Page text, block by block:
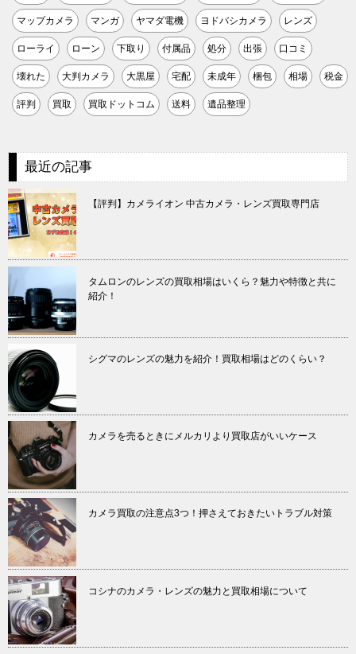
マップカメラ マンガ ヤマダ電機 ヨドバシカメラ レンズ
ローライ ローン 下取り 付属品 処分 出張 口コミ
壊れた 大判カメラ 大黒屋 宅配 未成年 梱包 相場 税金
評判 買取 買取ドットコム 送料 遺品整理
最近の記事
【評判】カメライオン 中古カメラ・レンズ買取専門店
タムロンのレンズの買取相場はいくら？魅力や特徴と共に
紹介！
シグマのレンズの魅力を紹介！買取相場はどのくらい？
カメラを売るときにメルカリより買取店がいいケース
カメラ買取の注意点3つ！押さえておきたいトラブル対策
コシナのカメラ・レンズの魅力と買取相場について